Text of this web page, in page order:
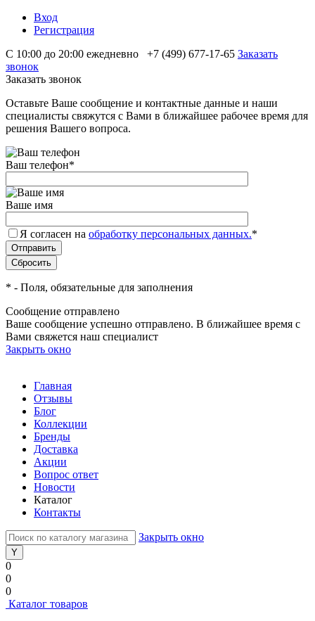
Вход
Регистрация
С 10:00 до 20:00 ежедневно
+7 (499) 677-17-65 Заказать
звонок
Заказать звонок
Оставьте Ваше сообщение и контактные данные и наши
специалисты свяжутся с Вами в ближайшее рабочее время для
решения Вашего вопроса.
Ваш телефон*
Ваше имя
Я согласен на обработку персональных данных.*
* - Поля, обязательные для заполнения
Сообщение отправлено
Ваше сообщение успешно отправлено. В ближайшее время с
Вами свяжется наш специалист
Закрыть окно
Главная
Отзывы
Блог
Коллекции
Бренды
Доставка
Акции
Вопрос ответ
Новости
Каталог
Контакты
Закрыть окно
0
0
0
Каталог товаров